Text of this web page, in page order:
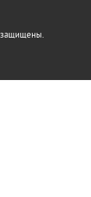
защищены.